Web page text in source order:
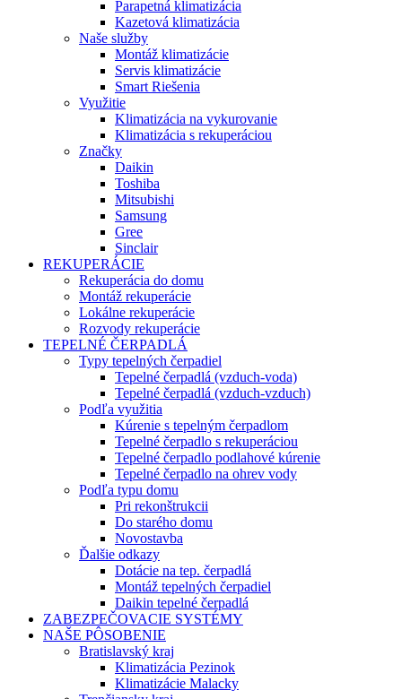
Parapetná klimatizácia
Kazetová klimatizácia
Naše služby
Montáž klimatizácie
Servis klimatizácie
Smart Riešenia
Využitie
Klimatizácia na vykurovanie
Klimatizácia s rekuperáciou
Značky
Daikin
Toshiba
Mitsubishi
Samsung
Gree
Sinclair
REKUPERÁCIE
Rekuperácia do domu
Montáž rekuperácie
Lokálne rekuperácie
Rozvody rekuperácie
TEPELNÉ ČERPADLÁ
Typy tepelných čerpadiel
Tepelné čerpadlá (vzduch-voda)
Tepelné čerpadlá (vzduch-vzduch)
Podľa využitia
Kúrenie s tepelným čerpadlom
Tepelné čerpadlo s rekuperáciou
Tepelné čerpadlo podlahové kúrenie
Tepelné čerpadlo na ohrev vody
Podľa typu domu
Pri rekonštrukcii
Do starého domu
Novostavba
Ďalšie odkazy
Dotácie na tep. čerpadlá
Montáž tepelných čerpadiel
Daikin tepelné čerpadlá
ZABEZPEČOVACIE SYSTÉMY
NAŠE PÔSOBENIE
Bratislavský kraj
Klimatizácia Pezinok
Klimatizácie Malacky